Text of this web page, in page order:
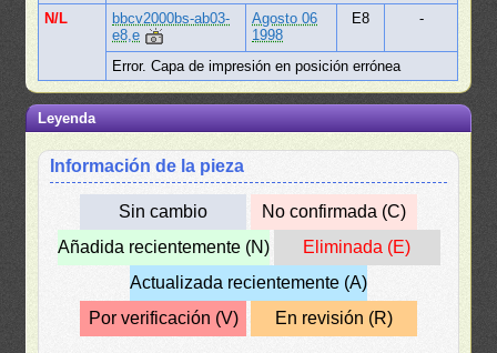
N/L
bbcv2000bs-ab03-
e8,e
Agosto 06
1998
E8 -
Error. Capa de impresión en posición errónea
Leyenda
Información de la pieza
Sin cambio
No confirmada (C)
Añadida recientemente (N)
Eliminada (E)
Actualizada recientemente (A)
Por verificación (V)
En revisión (R)